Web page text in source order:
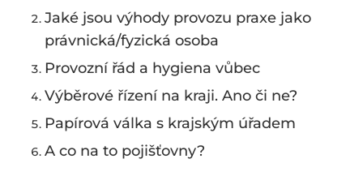
Jaké jsou výhody provozu praxe jako
právnická/fyzická osoba
Provozní řád a hygiena vůbec
Výběrové řízení na kraji. Ano či ne?
Papírová válka s krajským úřadem
A co na to pojišťovny?